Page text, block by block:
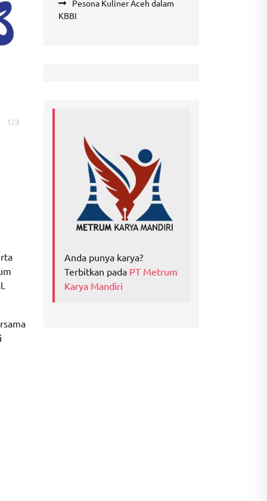
Pesona Kuliner Aceh dalam
KBBI
Anda punya karya?
Terbitkan pada PT Metrum
Karya Mandiri